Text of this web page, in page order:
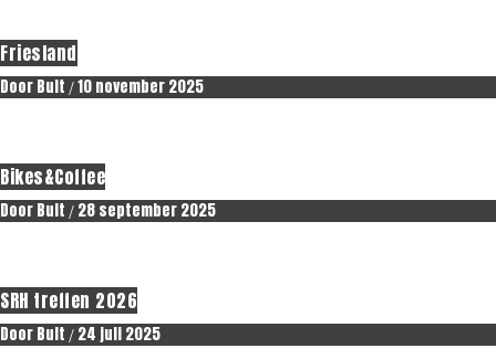
Friesland
DoorBult /10 november 2025
Bikes&Coffee
DoorBult / 28 september 2025
SRH treffen 2026
DoorBult / 24 juli 2025